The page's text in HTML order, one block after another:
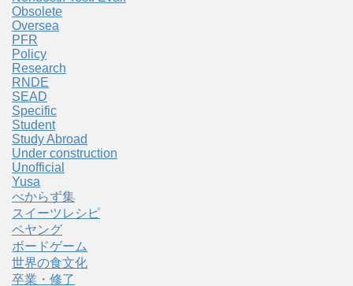
Obsolete
Oversea
PFR
Policy
Research
RNDE
SEAD
Specific
Student
Study Abroad
Under construction
Unofficial
Yusa
べからず集
スイーツレシピ
ペヤング
ボードゲーム
世界の食文化
卒業・修了